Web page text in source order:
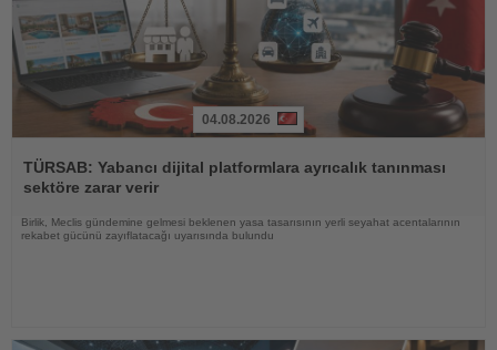
Oku
04.08.2026
TÜRSAB: Yabancı dijital platformlara ayrıcalık tanınması
sektöre zarar verir
Birlik, Meclis gündemine gelmesi beklenen yasa tasarısının yerli seyahat acentalarının
rekabet gücünü zayıflatacağı uyarısında bulundu